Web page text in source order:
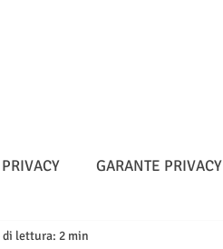
PRIVACY GARANTE PRIVACY
- NIS 2
di lettura: 2 min